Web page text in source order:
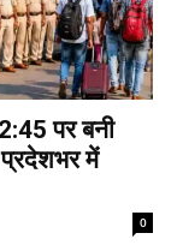
पर बनी
में
0